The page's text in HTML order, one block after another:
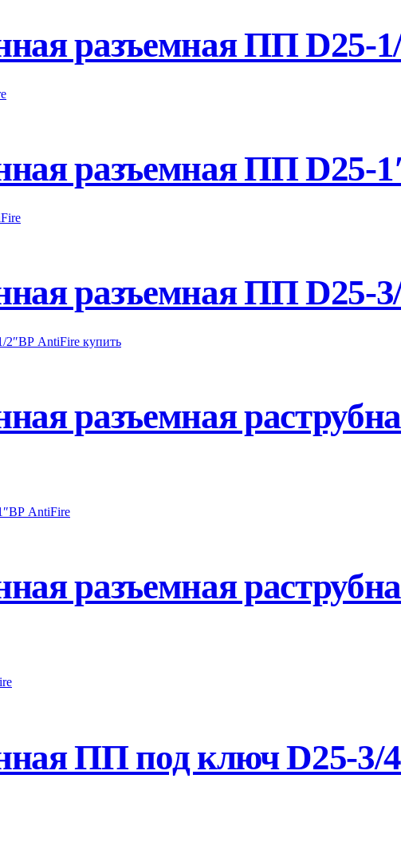
разъемная ПП D25-
разъемная ПП D25-
разъемная ПП D25-
разъемная
разъемная
ПП под ключ D25-3/